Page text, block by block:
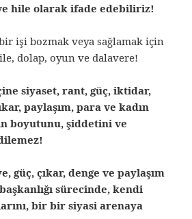
hile olarak ifade edebiliriz!
işi bozmak veya sağlamak için
dolap, oyun ve dalavere!
siyaset, rant, güç, iktidar,
paylaşım, para ve kadın
boyutunu, şiddetini ve
güç, çıkar, denge ve paylaşım
sürecinde, kendi
bir bir siyasi arenaya